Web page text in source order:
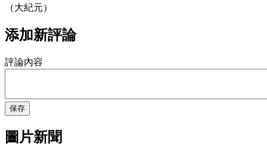
（大紀元）
添加新評論
評論內容
保存
圖片新聞